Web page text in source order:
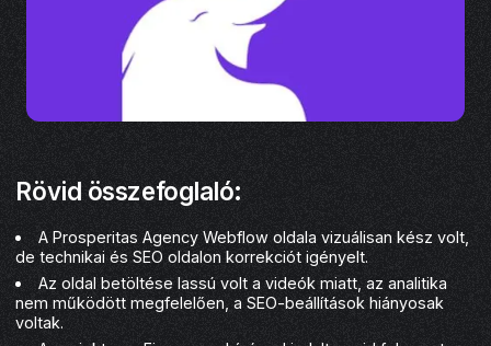
Rövid összefoglaló:
A Prosperitas Agency Webflow oldala vizuálisan kész volt,
de technikai és SEO oldalon korrekciót igényelt.
Az oldal betöltése lassú volt a videók miatt, az analitika
nem működött megfelelően, a SEO-beállítások hiányosak
voltak.